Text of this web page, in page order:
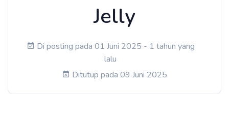
Jelly
Di posting pada 01 Juni 2025 - 1 tahun yang
lalu
Ditutup pada 09 Juni 2025